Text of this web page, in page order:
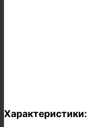
Характеристики: